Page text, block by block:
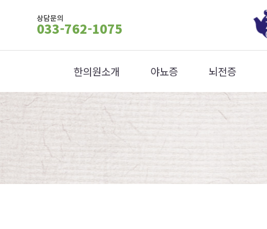
상담문의
033-762-1075
한의원소개 야뇨증 뇌전증